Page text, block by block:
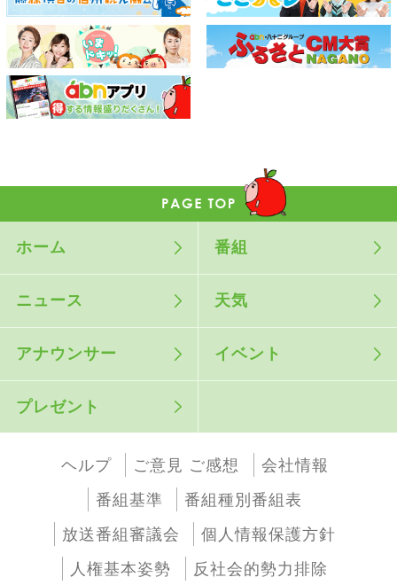
ホーム 番組
ニュース 天気
アナウンサー イベント
プレゼント
ヘルプ ご意見 ご感想
会社情報
番組基準
番組種別番組表
放送番組審議会
個人情報保護方針
人権基本姿勢
反社会的勢力排除